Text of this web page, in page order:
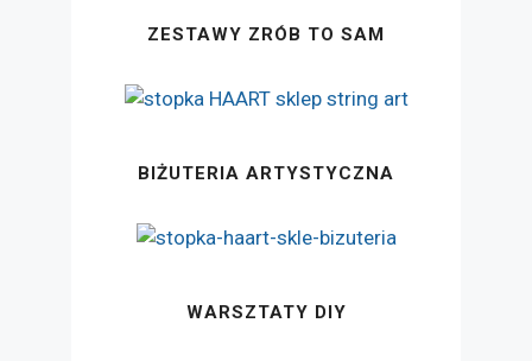
ZESTAWY ZRÓB TO SAM
BIŻUTERIA ARTYSTYCZNA
WARSZTATY DIY